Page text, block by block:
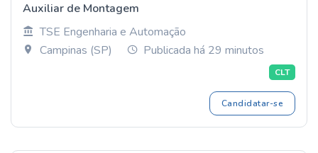
Auxiliar de Montagem
TSE Engenharia e Automação
Campinas (SP)
Publicada há 29 minutos
CLT
Candidatar-se